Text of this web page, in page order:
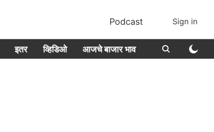
Podcast Sign in
इतर व्हिडिओ आजचे बाजार भाव